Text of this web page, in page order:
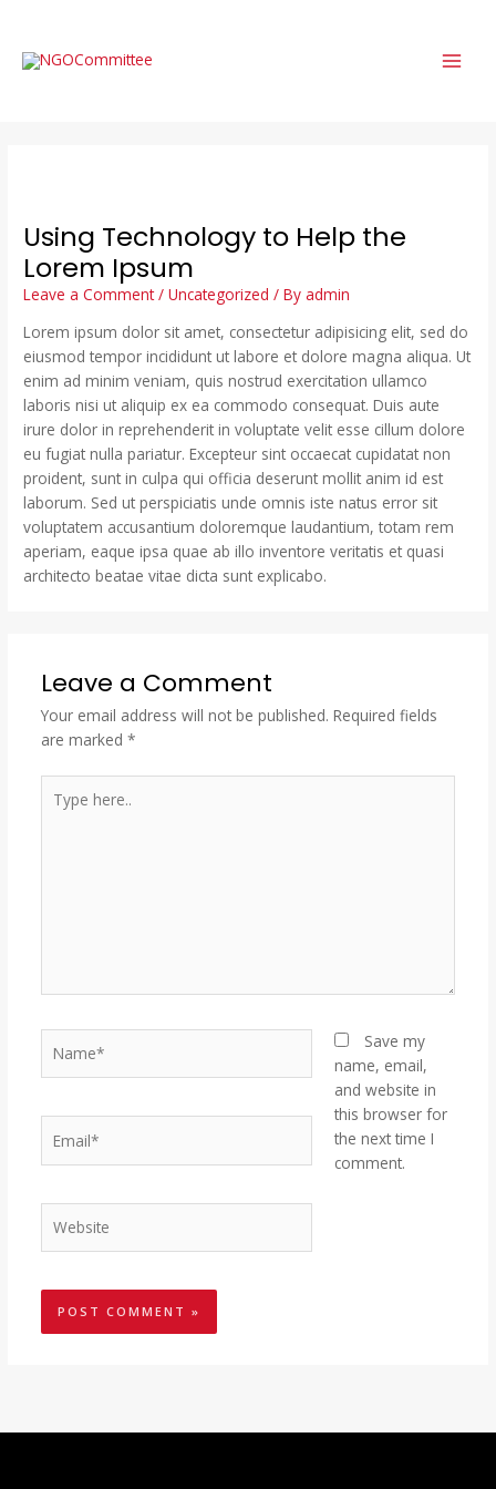
content
Using Technology to Help the
Lorem Ipsum
Leave a Comment /Uncategorized / Byadmin
Lorem ipsum dolor sit amet, consectetur adipisicing elit, sed do
eiusmod tempor incididunt ut labore et dolore magna aliqua. Ut
enim ad minim veniam, quis nostrud exercitation ullamco
laboris nisi ut aliquip ex ea commodo consequat. Duis aute
irure dolor in reprehenderit in voluptate velit esse cillum dolore
eu fugiat nulla pariatur. Excepteur sint occaecat cupidatat non
proident, sunt in culpa qui officia deserunt mollit anim id est
laborum. Sed ut perspiciatis unde omnis iste natus error sit
voluptatem accusantium doloremque laudantium, totam rem
aperiam, eaque ipsa quae ab illo inventore veritatis et quasi
architecto beatae vitae dicta sunt explicabo.
Leave a Comment
Your email address will not be published. Required fields
are marked *
here..
Save my
name, email,
and website in
this browser for
the next time I
comment.